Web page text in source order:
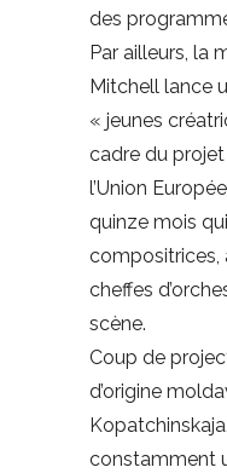
des
Par ailleurs, la
Mitchell lance
« jeunes
cadre du projet
l’Union
quinze mois
compositrices,
cheffes
scène.
Coup de
d’origine
constamment